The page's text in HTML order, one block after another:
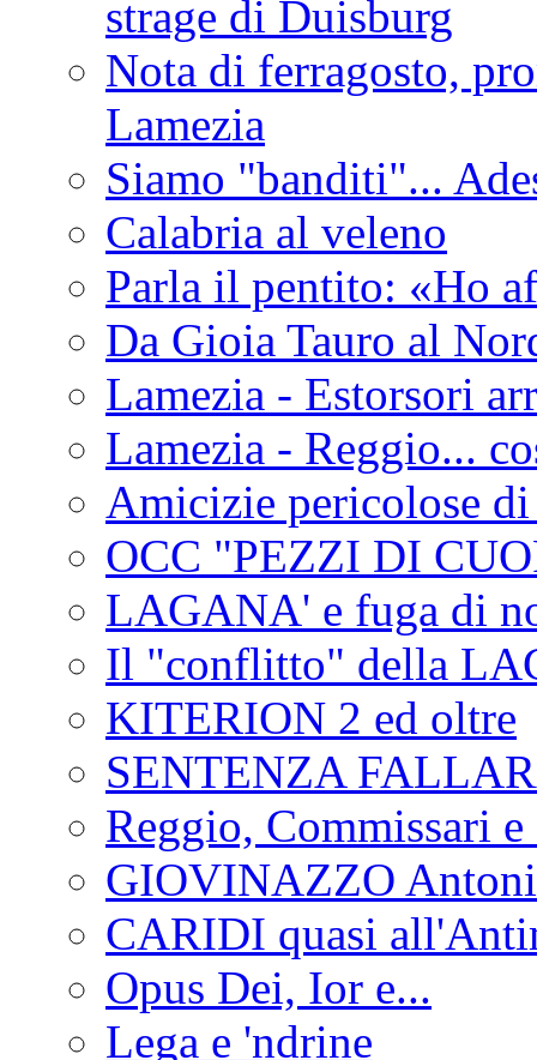
strage di Duisburg
Nota di ferragosto,
Lamezia
Siamo "banditi"...
Calabria al veleno
Parla il pentito: «Ho
Da Gioia Tauro al
Lamezia - Estorsori
Lamezia - Reggio...
Amicizie pericolose
OCC "PEZZI DI
LAGANA' e fuga di
Il "conflitto" della
KITERION 2 ed oltre
SENTENZA
Reggio, Commissari
GIOVINAZZO
CARIDI quasi
Opus Dei, Ior e...
Lega e 'ndrine